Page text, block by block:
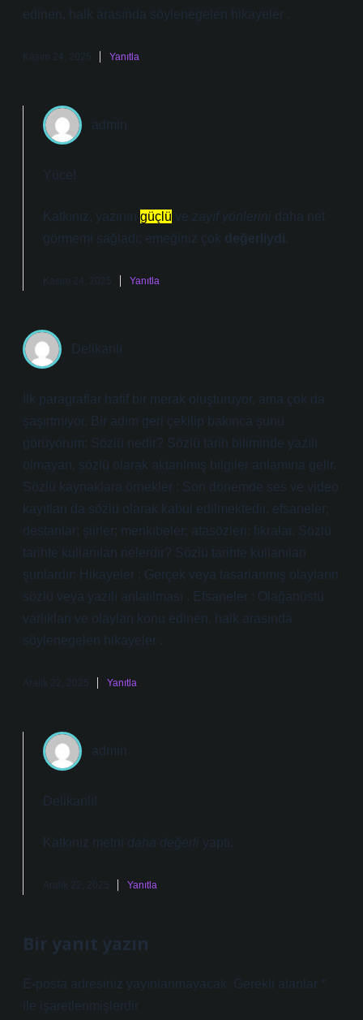
edinen, halk arasında söylenegelen hikayeler .
Kasım 24, 2025 Yanıtla
admin
Yüce!
Katkınız, yazının güçlü ve zayıf yönlerini daha net
görmemi sağladı; emeğiniz çok değerliydi.
Kasım 24, 2025 Yanıtla
Delikanlı
İlk paragraflar hafif bir merak oluşturuyor, ama çok da
şaşırtmıyor. Bir adım geri çekilip bakınca şunu
görüyorum: Sözlü nedir? Sözlü tarih biliminde yazılı
olmayan, sözlü olarak aktarılmış bilgiler anlamına gelir.
Sözlü kaynaklara örnekler : Son dönemde ses ve video
kayıtları da sözlü olarak kabul edilmektedir. efsaneler;
destanlar; şiirler; menkıbeler; atasözleri; fıkralar. Sözlü
tarihte kullanılan nelerdir? Sözlü tarihte kullanılan
şunlardır: Hikayeler : Gerçek veya tasarlanmış olayların
sözlü veya yazılı anlatılması . Efsaneler : Olağanüstü
varlıkları ve olayları konu edinen, halk arasında
söylenegelen hikayeler .
Aralık 22, 2025 Yanıtla
admin
Delikanlı!
Katkınız metni daha değerli yaptı.
Aralık 22, 2025 Yanıtla
Bir yanıt yazın
E-posta adresiniz yayınlanmayacak. Gerekli alanlar *
ile işaretlenmişlerdir